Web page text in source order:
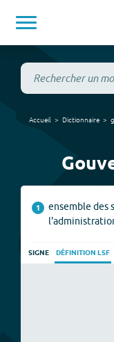
Accueil
Dictionnaire
1
ensemble des
SIGNE DÉFINITION LSF